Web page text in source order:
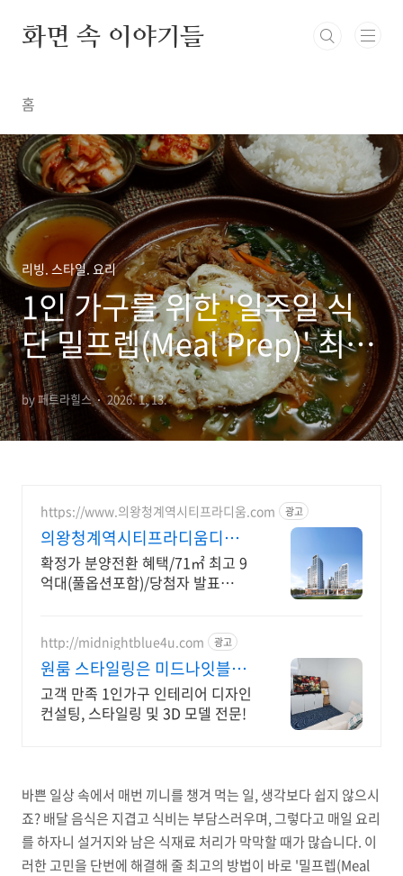
화면 속 이야기들
홈
리빙. 스타일. 요리
1인 가구를 위한 '일주일 식
단 밀프렙(Meal Prep)' 최적
화 가이드
by 페트라힐스 2026. 1. 13.
https://www.의왕청계역시티프라디움.com 광고
의왕청계역시티프라디움디하모
니
확정가 분양전환 혜택/71㎡ 최고 9
억대(풀옵션포함)/당첨자 발표
http://midnightblue4u.com 광고
원룸 스타일링은 미드나잇블루
상담 시 스타일링 할인!
고객 만족 1인가구 인테리어 디자인
컨설팅, 스타일링 및 3D 모델 전문!
바쁜 일상 속에서 매번 끼니를 챙겨 먹는 일, 생각보다 쉽지 않으시
죠? 배달 음식은 지겹고 식비는 부담스러우며, 그렇다고 매일 요리
를 하자니 설거지와 남은 식재료 처리가 막막할 때가 많습니다. 이
러한 고민을 단번에 해결해 줄 최고의 방법이 바로 '밀프렙(Meal